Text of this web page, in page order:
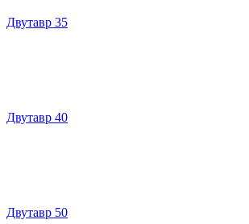
Двутавр 35
Двутавр 40
Двутавр 50